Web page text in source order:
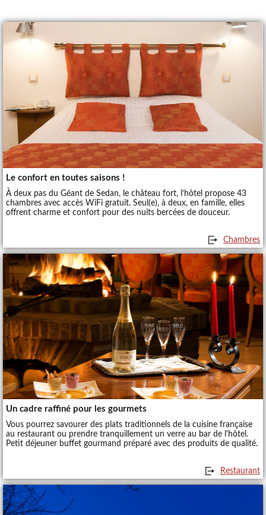
Le confort en toutes saisons !
À deux pas du Géant de Sedan, le château fort, l’hôtel propose 43
chambres avec accès WiFi gratuit. Seul(e), à deux, en famille, elles
offrent charme et confort pour des nuits bercées de douceur.
Chambres
Un cadre raffiné pour les gourmets
Vous pourrez savourer des plats traditionnels de la cuisine française
au restaurant ou prendre tranquillement un verre au bar de l'hôtel.
Petit déjeuner buffet gourmand préparé avec des produits de qualité.
Restaurant